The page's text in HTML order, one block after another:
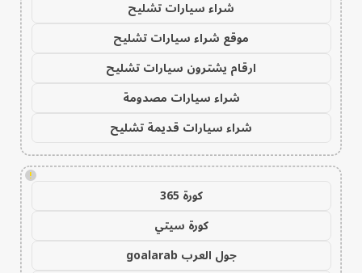
شراء سيارات تشليح
موقع شراء سيارات تشليح
ارقام يشترون سيارات تشليح
شراء سيارات مصدومة
شراء سيارات قديمة تشليح
!
كورة 365
كورة سيتي
جول العرب goalarab